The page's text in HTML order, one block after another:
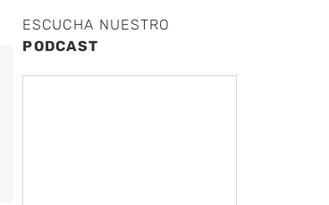
ESCUCHA NUESTRO
PODCAST